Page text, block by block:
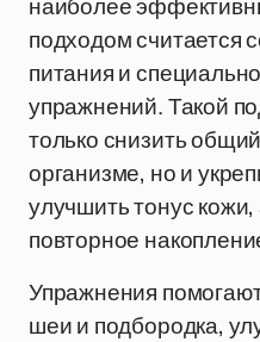
подходом считается
питания и
упражнений. Такой
только снизить
организме, но и
улучшить тонус
повторное
Упражнения
шеи и подбородка,